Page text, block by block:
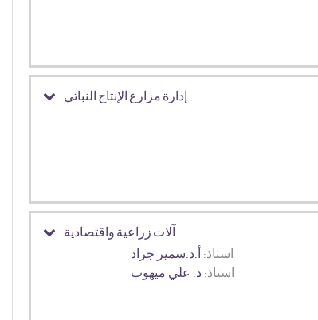
إدارة مزارع الإنتاج النباتي
آلات زراعية واقتصادية
استاذ: أ.د.سمير جراد
استاذ: د. علي ميهوب